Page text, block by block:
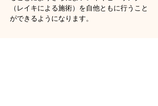
（レイキによる施術）を自他ともに行うこと
ができるようになります。